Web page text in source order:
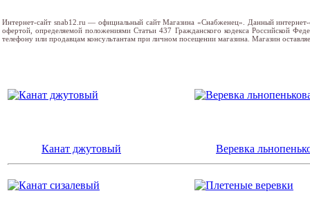
Канат джутовый Веревка
Интернет-сайт snab12.ru — официальный сайт Магазина «Снабженец». Данный
офертой, определяемой положениями Статьи 437 Гражданского кодекса Российской
телефону или продавцам консультантам при личном посещении магазина. Магазин